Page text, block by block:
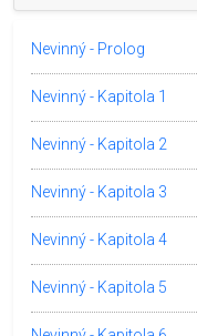
Nevinný - Prolog
Nevinný - Kapitola 1
Nevinný - Kapitola 2
Nevinný - Kapitola 3
Nevinný - Kapitola 4
Nevinný - Kapitola 5